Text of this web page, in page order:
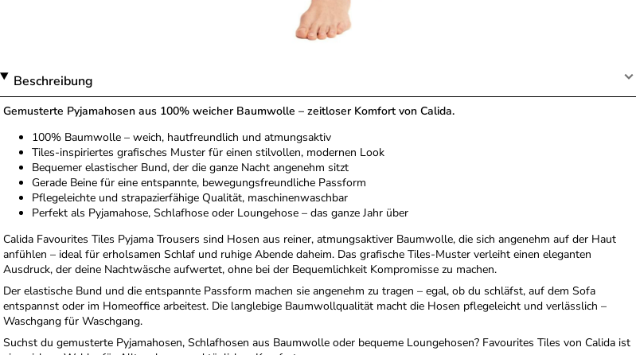
Beschreibung
Gemusterte Pyjamahosen aus 100% weicher Baumwolle – zeitloser Komfort von Calida.
100% Baumwolle – weich, hautfreundlich und atmungsaktiv
Tiles-inspiriertes grafisches Muster für einen stilvollen, modernen Look
Bequemer elastischer Bund, der die ganze Nacht angenehm sitzt
Gerade Beine für eine entspannte, bewegungsfreundliche Passform
Pflegeleichte und strapazierfähige Qualität, maschinenwaschbar
Perfekt als Pyjamahose, Schlafhose oder Loungehose – das ganze Jahr über
Calida Favourites Tiles Pyjama Trousers sind Hosen aus reiner, atmungsaktiver Baumwolle, die sich angenehm auf der Haut
anfühlen – ideal für erholsamen Schlaf und ruhige Abende daheim. Das grafische Tiles-Muster verleiht einen eleganten
Ausdruck, der deine Nachtwäsche aufwertet, ohne bei der Bequemlichkeit Kompromisse zu machen.
Der elastische Bund und die entspannte Passform machen sie angenehm zu tragen – egal, ob du schläfst, auf dem Sofa
entspannst oder im Homeoffice arbeitest. Die langlebige Baumwollqualität macht die Hosen pflegeleicht und verlässlich –
Waschgang für Waschgang.
Suchst du gemusterte Pyjamahosen, Schlafhosen aus Baumwolle oder bequeme Loungehosen? Favourites Tiles von Calida ist